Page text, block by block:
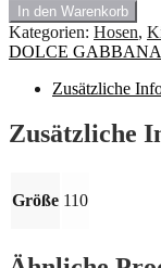
#1.531
Festliche
Hosen
DOLCE
🍇
Menge
In den Warenkorb
Kategorien: Hosen,
DOLCE GABBANA
Zusätzliche
Zusätzliche
Größe 110